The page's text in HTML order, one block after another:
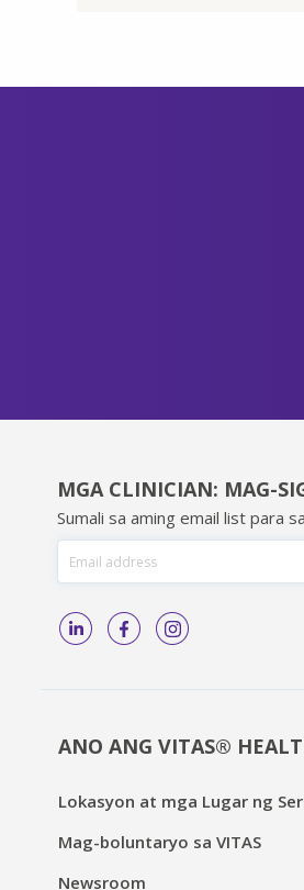
MGA CLINICIAN: MAG-
Sumali sa aming email list para
ANO ANG VITAS®
Lokasyon at mga Lugar ng
Mag-boluntaryo sa VITAS
Newsroom